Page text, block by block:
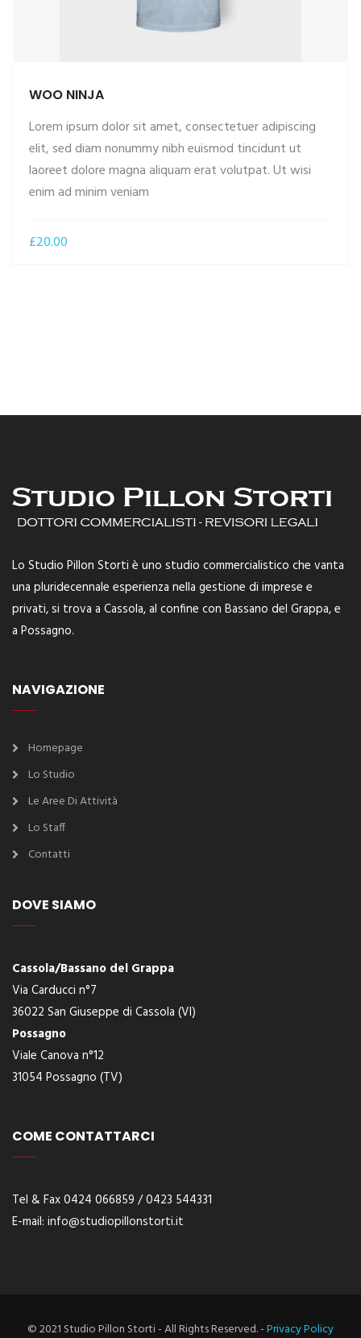
WOO NINJA
Lorem ipsum dolor sit amet, consectetuer adipiscing
elit, sed diam nonummy nibh euismod tincidunt ut
laoreet dolore magna aliquam erat volutpat. Ut wisi
enim ad minim veniam
£20.00
Lo Studio Pillon Storti è uno studio commercialistico che vanta
una pluridecennale esperienza nella gestione di imprese e
privati, si trova a Cassola, al confine con Bassano del Grappa, e
a Possagno.
NAVIGAZIONE
Homepage
Lo Studio
Le Aree Di Attività
Lo Staff
Contatti
DOVE SIAMO
Cassola/Bassano del Grappa
Via Carducci n°7
36022 San Giuseppe di Cassola (VI)
Possagno
Viale Canova n°12
31054 Possagno (TV)
COME CONTATTARCI
Tel & Fax 0424 066859 / 0423 544331
E-mail: info@studiopillonstorti.it
© 2021 Studio Pillon Storti - All Rights Reserved. -Privacy Policy